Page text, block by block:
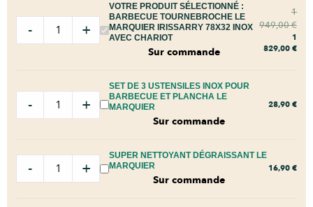
VOTRE PRODUIT SÉLECTIONNÉ :
BARBECUE TOURNEBROCHE LE
MARQUIER IRISSARRY 78X32 INOX
AVEC CHARIOT
Sur commande
- +
1
949,00€
1
829,00 €
SET DE 3 USTENSILES INOX POUR
BARBECUE ET PLANCHA LE
MARQUIER
Sur commande
- + 28,90 €
SUPER NETTOYANT DÉGRAISSANT LE
MARQUIER
Sur commande
- + 16,90 €